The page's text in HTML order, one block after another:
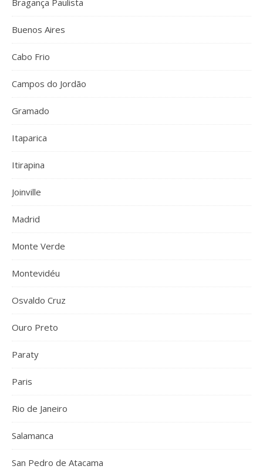
Bragança Paulista
Buenos Aires
Cabo Frio
Campos do Jordão
Gramado
Itaparica
Itirapina
Joinville
Madrid
Monte Verde
Montevidéu
Osvaldo Cruz
Ouro Preto
Paraty
Paris
Rio de Janeiro
Salamanca
San Pedro de Atacama